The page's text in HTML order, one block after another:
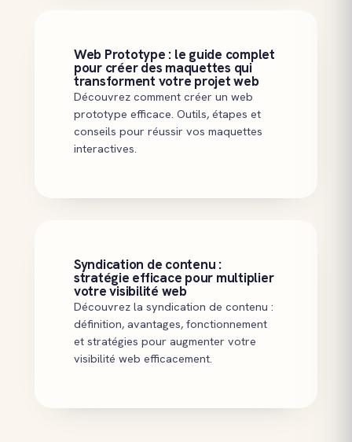
Web Prototype : le guide complet
pour créer des maquettes qui
transforment votre projet web
Découvrez comment créer un web
prototype efficace. Outils, étapes et
conseils pour réussir vos maquettes
interactives.
Syndication de contenu :
stratégie efficace pour multiplier
votre visibilité web
Découvrez la syndication de contenu :
définition, avantages, fonctionnement
et stratégies pour augmenter votre
visibilité web efficacement.